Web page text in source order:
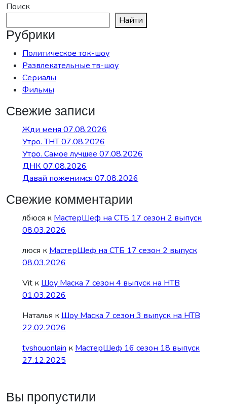
Поиск
Найти
Рубрики
Политическое ток-шоу
Развлекательные тв-шоу
Сериалы
Фильмы
Свежие записи
Жди меня 07.08.2026
Утро. ТНТ 07.08.2026
Утро. Самое лучшее 07.08.2026
ДНК 07.08.2026
Давай поженимся 07.08.2026
Свежие комментарии
лбюся к МастерШеф на СТБ 17 сезон 2 выпуск
08.03.2026
люся к МастерШеф на СТБ 17 сезон 2 выпуск
08.03.2026
Vit к Шоу Маска 7 сезон 4 выпуск на НТВ
01.03.2026
Наталья к Шоу Маска 7 сезон 3 выпуск на НТВ
22.02.2026
tvshouonlain к МастерШеф 16 сезон 18 выпуск
27.12.2025
Вы пропустили